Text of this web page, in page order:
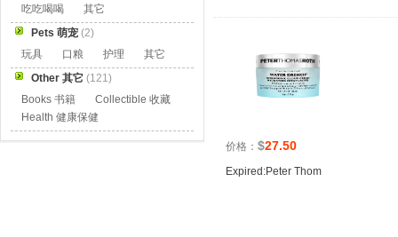
价格： $27.50
Expired:Peter Thom
吃吃喝喝
其它
Pets 萌宠 (2)
玩具
口粮 护理
其它
Other 其它 (121)
Books 书籍
Collectible 收藏
Health 健康保健